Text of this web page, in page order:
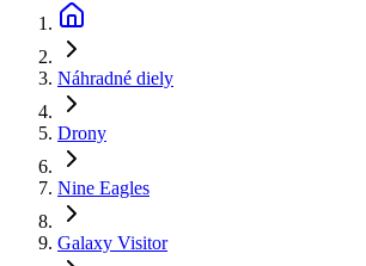
Náhradné diely
Drony
Nine Eagles
Galaxy Visitor